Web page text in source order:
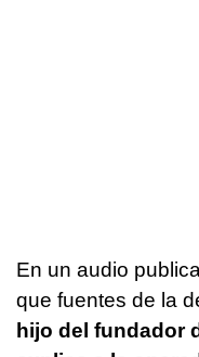
En un audio
que fuentes de la
hijo del fundador